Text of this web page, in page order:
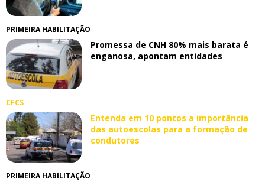
PRIMEIRA HABILITAÇÃO
Promessa de CNH 80% mais barata é
enganosa, apontam entidades
CFCS
Entenda em 10 pontos a importância
das autoescolas para a formação de
condutores
PRIMEIRA HABILITAÇÃO